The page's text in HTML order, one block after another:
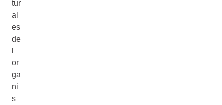
tur
al
es
de
or
ga
ni
s